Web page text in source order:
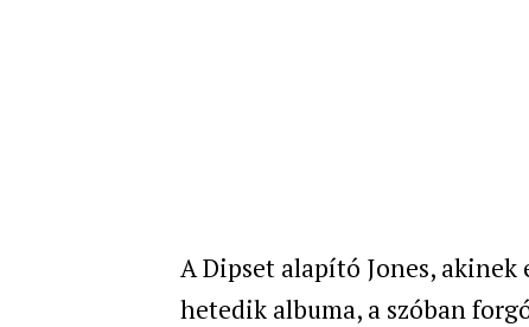
A Dipset alapító Jones,
hetedik albuma, a szóban